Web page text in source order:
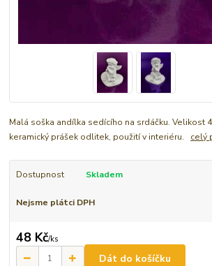
Malá soška andílka sedícího na srdáčku. Velikost
keramický prášek odlitek, použití v interiéru. celý
Dostupnost Skladem
Nejsme plátci DPH
48 Kč/ks
Dát do košíčku